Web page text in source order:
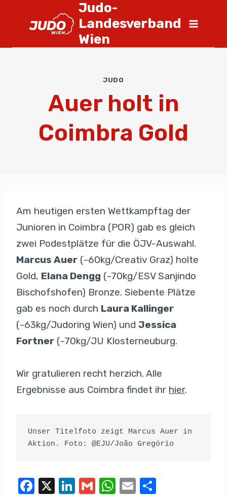
Judo-
Landesverband
Wien
JUDO
Auer holt in
Coimbra Gold
Am heutigen ersten Wettkampftag der
Junioren in Coimbra (POR) gab es gleich
zwei Podestplätze für die ÖJV-Auswahl.
Marcus Auer (-60kg/Creativ Graz) holte
Gold, Elana Dengg (-70kg/ESV Sanjindo
Bischofshofen) Bronze. Siebente Plätze
gab es noch durch Laura Kallinger
(-63kg/Judoring Wien) und Jessica
Fortner (-70kg/JU Klosterneuburg.
Wir gratulieren recht herzich. Alle
Ergebnisse aus Coimbra findet ihr hier.
Unser Titelfoto zeigt Marcus Auer in
Aktion. Foto: @EJU/João Gregório
F
X
Li
G
W E